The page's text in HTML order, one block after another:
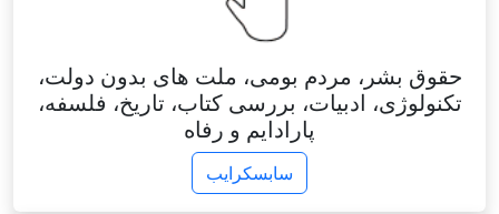
حقوق بشر، مردم بومی، ملت های بدون دولت،
تکنولوژی، ادبیات، بررسی کتاب، تاریخ، فلسفه،
پارادایم و رفاه
سابسکرایب